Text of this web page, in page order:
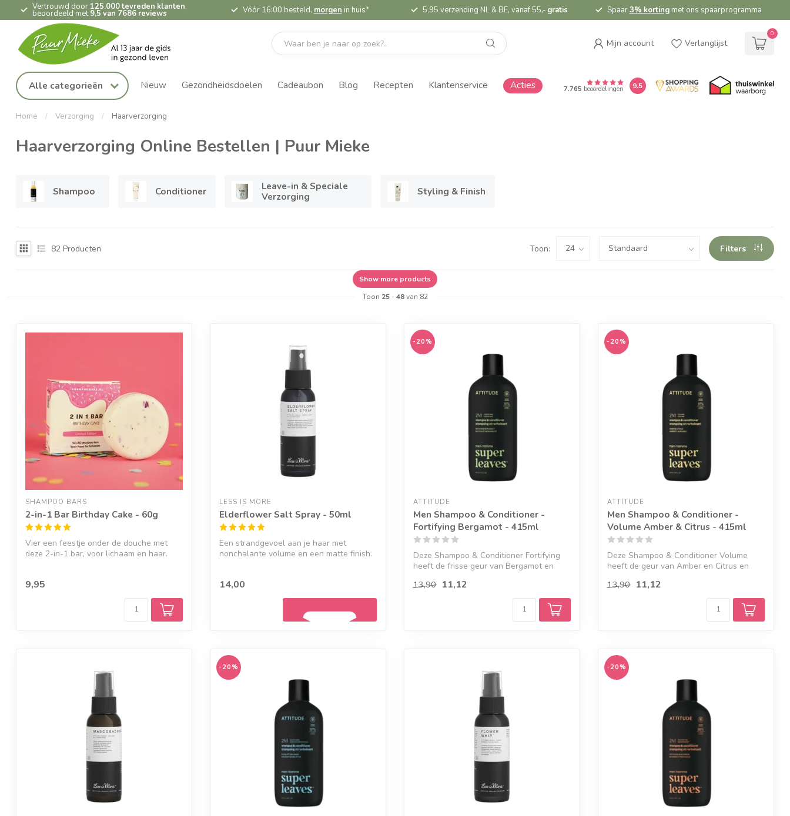
Vertrouwd door 125.000 tevreden klanten,
beoordeeld met 9,5 van 7686 reviews Vóór 16:00 besteld, morgen in huis* 5,95 verzending NL & BE, vanaf 55,- gratis Spaar3% kortingmet ons spaarprogramma
Mijn account Verlanglijst
0
Alle categorieën Nieuw Gezondheidsdoelen Cadeaubon Blog Recepten Klantenservice Acties 7.765 beoordelingen 9.5
Home / Verzorging / Haarverzorging
Haarverzorging Online Bestellen | Puur Mieke
Shampoo Conditioner
Leave-in & Speciale
Verzorging
Styling & Finish
82 Producten Toon: Filters
Show more products
Toon 25-48van 82
SHAMPOO BARS
2-in-1 Bar Birthday Cake - 60g
Vier een feestje onder de douche met
deze 2-in-1 bar, voor lichaam en haar.
9,95
LESS IS MORE
Elderflower Salt Spray - 50ml
Een strandgevoel aan je haar met
nonchalante volume en een matte finish.
14,00
-20%
ATTITUDE
Men Shampoo & Conditioner -
Fortifying Bergamot - 415ml
Deze Shampoo & Conditioner Fortifying
heeft de frisse geur van Bergamot en
13,90 11,12
-20%
ATTITUDE
Men Shampoo & Conditioner -
Volume Amber & Citrus - 415ml
Deze Shampoo & Conditioner Volume
heeft de geur van Amber en Citrus en
13,90 11,12
-20% -20%